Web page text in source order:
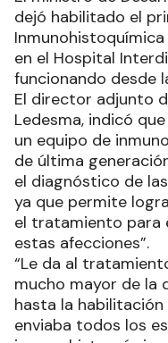
Hasta la habilitación
enviaba todos los
inmunohistoquímica
Formosa no se
aplicará en los
mamarias y luego
otras patologías.
El ministro de
dejó habilitado el
en el Hospital
funcionando desde
El director adjunto
Ledesma, indicó
un equipo de
de última